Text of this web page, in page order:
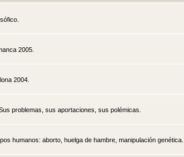
2005.
2004.
problemas, sus aportaciones, sus polémicas.
humanos: aborto, huelga de hambre, manipulación genética...